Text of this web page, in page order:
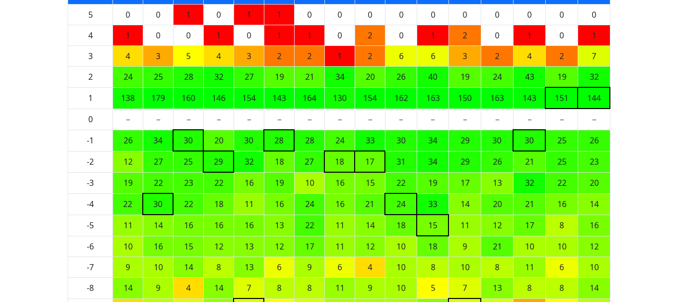
5
0 0 1 0 1 1 0 0 0 0 0 0 0 0 0
0
4
1 0 0 1 0 1 1 0 2 0 1 2 0 1 0
1
3
4 3 5 4 3 2 2 1 2 6 6 3 2 4 2
7
2
24 25 28 32 27 19 21 34 20 26 40 19 24 43 19
32
1
138 179 160 146 154 143 164 130 154 162 163 150 163 143 151
144
0
－ － － － － － － － － － － － － － －
－
-1
26 34 30 20 30 28 28 24 33 30 34 29 30 30 25
26
-2
12 27 25 29 32 18 27 18 17 31 34 29 26 21 25
23
-3
19 22 23 22 16 19 10 16 15 22 19 17 13 32 22
20
-4
22 30 22 18 11 16 24 16 21 24 33 14 20 21 16
14
-5
11 14 16 16 16 13 22 11 14 18 15 11 12 17 8
16
-6
10 16 15 12 13 12 17 11 12 10 18 9 21 10 10
12
-7
9 10 14 8 13 6 9 6 4 10 8 10 8 11 6
10
-8
14 9 4 14 7 8 8 11 9 10 5 7 13 8 8
14